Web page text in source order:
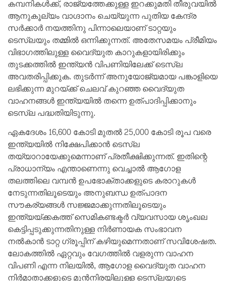
കമ്പനികൾക്ക്, രാജ്യത്തേക്കുള്ള ഇറക്കുമതി തീരുവയിൽ
ആനുകൂല്യം വാഗ്ദാനം ചെയ്യുന്ന പുതിയ കേന്ദ്ര
സർക്കാർ നയത്തിനു പിന്നാലെയാണ് ടാറ്റയും
ടെസ്ലയും തമ്മിൽ ഒന്നിക്കുന്നത്. അതേസമയം പ്രീമിയം
വിഭാഗത്തിലുള്ള വൈദ്യുത കാറുകളായിരിക്കും
തുടക്കത്തിൽ ഇന്ത്യൻ വിപണിയിലേക്ക് ടെസ്ല
അവതരിപ്പിക്കുക. തുടർന്ന് അനുയോജ്യമായ പങ്കാളിയെ
ലഭിക്കുന്ന മുറയ്ക്ക് ചെലവ് കുറഞ്ഞ വൈദ്യുത
വാഹനങ്ങൾ ഇന്ത്യയിൽ തന്നെ ഉത്പാദിപ്പിക്കാനും
ടെസ്ല പദ്ധതിയിടുന്നു.
ഏകദേശം 16,600 കോടി മുതൽ 25,000 കോടി രൂപ വരെ
ഇന്ത്യയിൽ നിക്ഷേപിക്കാൻ ടെസ്ല
തയ്യാറായേക്കുമെന്നാണ് പ്രതീക്ഷിക്കുന്നത്. ഇതിന്റെ
പ്രാധാന്യം എന്താണെന്നു വെച്ചാൽ ആഗോള
തലത്തിലെ വമ്പൻ ഉപഭോക്താക്കളുടെ കരാറുകൾ
നേടുന്നതിലൂടെയും അനുബന്ധ ഉത്പാദന
സൗകര്യങ്ങൾ സജ്ജമാക്കുന്നതിലൂടെയും
ഇന്ത്യയ്ക്കകത്ത് സെമികണ്ടക്ടർ വ്യവസായ ശൃംഖല
കെട്ടിപ്പടുക്കുന്നതിനുള്ള നിർണായക സംഭാവന
നൽകാൻ ടാറ്റ ഗ്രൂപ്പിന് കഴിയുമെന്നതാണ് സവിശേഷത.
ലോകത്തിൽ ഏറ്റവും വേഗത്തിൽ വളരുന്ന വാഹന
വിപണി എന്ന നിലയിൽ, ആഗോള വൈദ്യുത വാഹന
നിർമാതാക്കളുടെ മുൻനിരയിലുള്ള ടെസ്ലയുടെ